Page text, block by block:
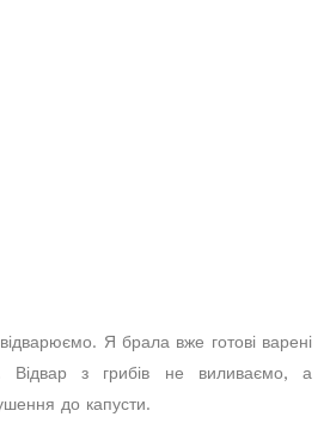
Я брала вже готові варені
Відвар з грибів не виливаємо, а
до капусти.